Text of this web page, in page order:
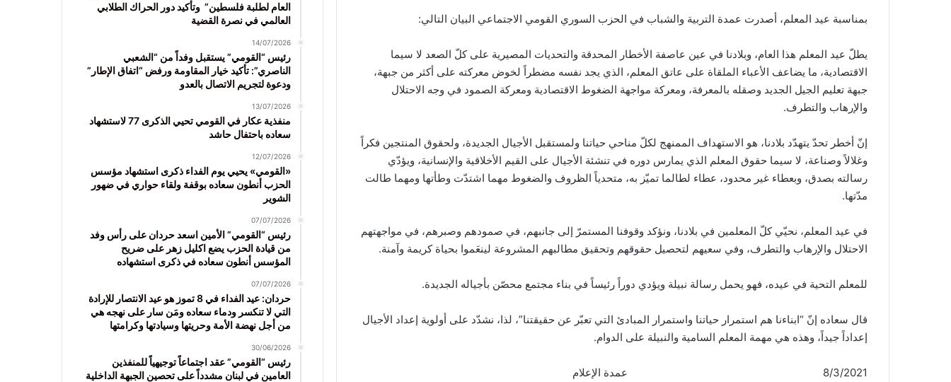
بمناسبة عيد المعلم، أصدرت عمدة التربية والشباب في الحزب السوري القومي الاجتماعي البيان التالي:
يطلّ عيد المعلم هذا العام، وبلادنا في عين عاصفة الأخطار المحدقة والتحديات المصيرية على كلّ الصعد لا سيما
الاقتصادية، ما يضاعف الأعباء الملقاة على عاتق المعلم، الذي يجد نفسه مضطراً لخوض معركته على أكثر من جبهة،
جبهة تعليم الجيل الجديد وصقله بالمعرفة، ومعركة مواجهة الضغوط الاقتصادية ومعركة الصمود في وجه الاحتلال
والإرهاب والتطرف.
إنّ أخطر تحدّ يتهدّد بلادنا، هو الاستهداف الممنهج لكلّ مناحي حياتنا ولمستقبل الأجيال الجديدة، ولحقوق المنتجين فكراً
وغلالاً وصناعة، لا سيما حقوق المعلم الذي يمارس دوره في تنشئة الأجيال على القيم الأخلاقية والإنسانية، ويؤدّي
رسالته بصدق، وبعطاء غير محدود، عطاء لطالما تميّز به، متحدياً الظروف والضغوط مهما اشتدّت وطأتها ومهما طالت
مدّتها.
في عيد المعلم، نحيّي كلّ المعلمين في بلادنا، ونؤكد وقوفنا المستمرّ إلى جانبهم، في صمودهم وصبرهم، في مواجهتهم
الاحتلال والإرهاب والتطرف، وفي سعيهم لتحصيل حقوقهم وتحقيق مطالبهم المشروعة لينعَموا بحياة كريمة وآمنة.
للمعلم التحية في عيده، فهو يحمل رسالة نبيلة ويؤدي دوراً رئيساً في بناء مجتمع محصّن بأجياله الجديدة.
قال سعاده إنّ “ابناءنا هم استمرار حياتنا واستمرار المبادئ التي تعبّر عن حقيقتنا”، لذا، نشدّد على أولوية إعداد الأجيال
إعداداً جيداً، وهذه هي مهمة المعلم السامية والنبيلة على الدوام.
8/3/2021 عمدة الإعلام
العام لطلبة فلسطين” وتأكيد دور الحراك الطلابي
العالمي في نصرة القضية
14/07/2026
رئيس “القومي” يستقبل وفداً من “الشعبي
الناصري”: تأكيد خيار المقاومة ورفض “اتفاق الإطار”
ودعوة لتجريم الاتصال بالعدو
13/07/2026
منفذية عكار في القومي تحيي الذكرى 77 لاستشهاد
سعاده باحتفال حاشد
12/07/2026
«القومي» يحيي يوم الفداء ذكرى استشهاد مؤسس
الحزب أنطون سعاده بوقفة ولقاء حواري في ضهور
الشوير
07/07/2026
رئيس “القومي” الأمين اسعد حردان على رأس وفد
من قيادة الحزب يضع اكليل زهر على ضريح
المؤسس أنطون سعاده في ذكرى استشهاده
07/07/2026
حردان: عيد الفداء في 8 تموز هو عيد الانتصار للإرادة
التي لا تنكسر ودماء سعاده ومَن سار على نهجه هي
من أجل نهضة الأمة وحريتها وسيادتها وكرامتها
30/06/2026
رئيس “القومي” عقد اجتماعاً توجيهياً للمنفذين
العامين في لبنان مشدداً على تحصين الجبهة الداخلية